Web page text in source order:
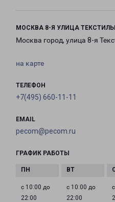
МОСКВА 8-Я УЛИЦА
Москва город, улица 8-я
на карте
ТЕЛЕФОН
+7(495) 660-11-11
EMAIL
pecom@pecom.ru
ГРАФИК РАБОТЫ
с 10:00 до
22:00
с 10:00 до
22:00